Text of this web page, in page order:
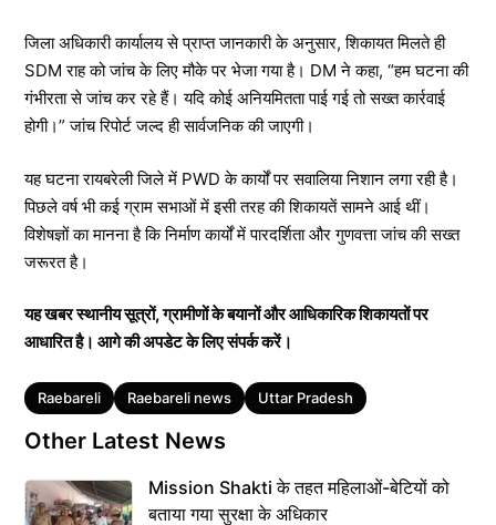
जिला अधिकारी कार्यालय से प्राप्त जानकारी के अनुसार, शिकायत मिलते ही
SDM राह को जांच के लिए मौके पर भेजा गया है। DM ने कहा, “हम घटना की
गंभीरता से जांच कर रहे हैं। यदि कोई अनियमितता पाई गई तो सख्त कार्रवाई
होगी।” जांच रिपोर्ट जल्द ही सार्वजनिक की जाएगी।
यह घटना रायबरेली जिले में PWD के कार्यों पर सवालिया निशान लगा रही है।
पिछले वर्ष भी कई ग्राम सभाओं में इसी तरह की शिकायतें सामने आई थीं।
विशेषज्ञों का मानना है कि निर्माण कार्यों में पारदर्शिता और गुणवत्ता जांच की सख्त
जरूरत है।
यह खबर स्थानीय सूत्रों, ग्रामीणों के बयानों और आधिकारिक शिकायतों पर
आधारित है। आगे की अपडेट के लिए संपर्क करें।
Tags
Raebareli Raebareli news Uttar Pradesh
Other Latest News
Mission Shakti के तहत महिलाओं-बेटियों को
बताया गया सुरक्षा के अधिकार